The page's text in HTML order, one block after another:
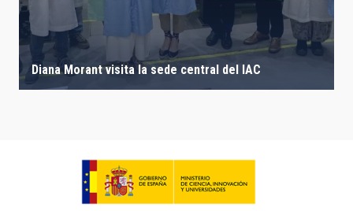
Diana Morant visita la sede central del IAC